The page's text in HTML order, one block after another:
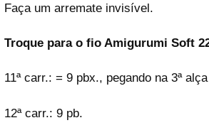
Faça um arremate invisível.
Troque para o fio Amigurumi Soft
11ª carr.: = 9 pbx., pegando na 3ª
12ª carr.: 9 pb.